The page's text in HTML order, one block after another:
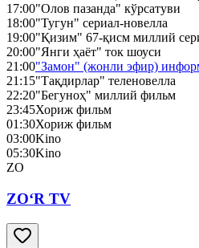
17:00"Олов пазанда" кўрсатуви
18:00"Тугун" сериал-новелла
19:00"Қизим" 67-қисм миллий
20:00"Янги ҳаёт" ток шоуси
21:00"Замон" (жонли эфир)
21:15"Тақдирлар" теленовелла
22:20"Бегуноҳ" миллий фильм
23:45Хориж фильм
01:30Хориж фильм
03:00Kino
05:30Kino
ZO
ZO‘R TV